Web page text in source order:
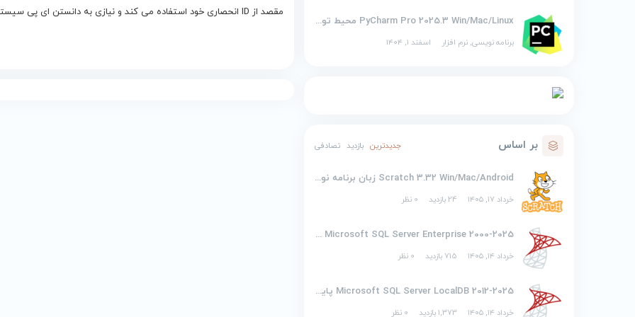
PyCharm Pro 2025.3 Win/Mac/Linux محیط توسعه یکپارچه برای پایتون
برنامه نویسی, نرم افزار اسفند ۱, ۱۴۰۴
بر اساس جدیدترین بازدید تصادفی
Scratch 3.32 Win/Mac/Android زبان برنامه نویسی تصویری اسکرچ
خرداد ۱۷, ۱۴۰۵ 24 بازدید 0 نظر
2000-2025 Microsoft SQL Server Enterprise پایگاه داده
خرداد ۱۴, ۱۴۰۵ 715 بازدید 0 نظر
2012-2025 Microsoft SQL Server LocalDB پایگاه داده
خرداد ۱۴, ۱۴۰۵ 1,373 بازدید 0 نظر
مقصد از ID انحصاری خود استفاده می کند و نیازی به دانستن ای پی سیستم نیست.